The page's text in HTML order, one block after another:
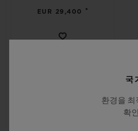
EUR 29,400 •
국
환경을
확